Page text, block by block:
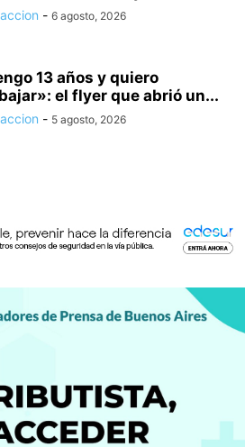
- 6 agosto, 2026
13 años y quiero
el flyer que abrió un...
- 5 agosto, 2026